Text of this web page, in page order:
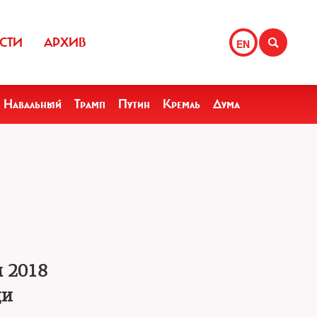
EN
АРХИВ
Навальный Трамп Путин Кремль Дума
2018